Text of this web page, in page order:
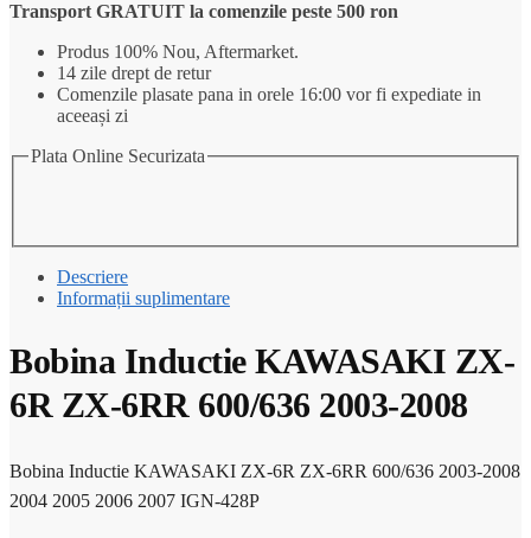
Transport GRATUIT la comenzile peste 500 ron
Produs 100% Nou, Aftermarket.
14 zile drept de retur
Comenzile plasate pana in orele 16:00 vor fi expediate in
aceeași zi
Plata Online Securizata
Descriere
Informații suplimentare
Bobina Inductie KAWASAKI ZX-
6R ZX-6RR 600/636 2003-2008
Bobina Inductie KAWASAKI ZX-6R ZX-6RR 600/636 2003-2008
2004 2005 2006 2007 IGN-428P